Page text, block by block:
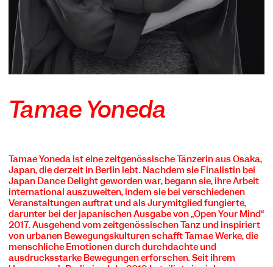
Tamae Yoneda
Tamae Yoneda ist eine zeitgenössische Tänzerin aus Osaka,
Japan, die derzeit in Berlin lebt. Nachdem sie Finalistin bei
Japan Dance Delight geworden war, begann sie, ihre Arbeit
international auszuweiten, indem sie bei verschiedenen
Veranstaltungen auftrat und als Jurymitglied fungierte,
darunter bei der japanischen Ausgabe von „Open Your Mind“
2017. Ausgehend vom zeitgenössischen Tanz und inspiriert
von urbanen Bewegungskulturen schafft Tamae Werke, die
menschliche Emotionen durch durchdachte und
ausdrucksstarke Bewegungen erforschen. Seit ihrem